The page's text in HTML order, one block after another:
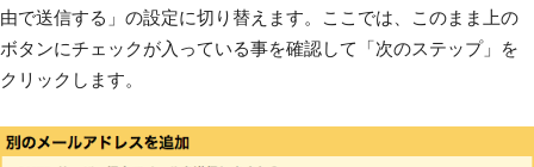
由で送信する」の設定に切り替えます。ここでは、このまま上の
ボタンにチェックが入っている事を確認して「次のステップ」を
クリックします。